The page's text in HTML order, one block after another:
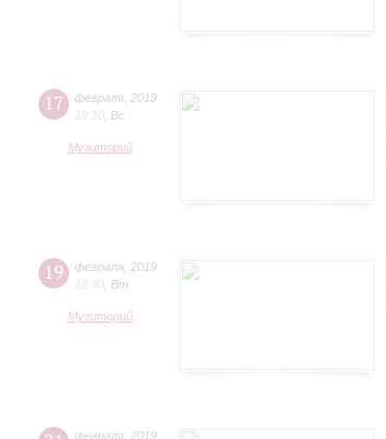
17 февраля 2019
18:30 Вс
Музиторий
19 февраля 2019
18:30 Вт
Музиторий
февраля 2019